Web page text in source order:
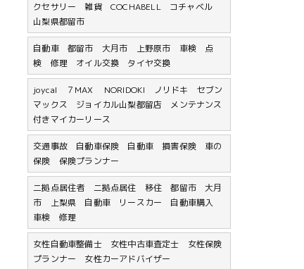
クセサリー 雑貨 COCHABELL コチャベル
山梨県都留市
自動車 都留市 大月市 上野原市 車検 点
検 修理 オイル交換 タイヤ交換
joycal ７MAX NORIDOKI ノリドキ セブン
マックス ジョイカル山梨都留店 メンテナンス
付きマイカーリース
交通事故 自動車保険 自動車 損害保険 車の
保険 保険プランナー
二拠点居住者 二拠点居住 移住 都留市 大月
市 上梨県 自動車 リースカー 自動車購入
車検 修理
女性自動車整備士 女性中古車査定士 女性保険
プランナー 女性カーアドバイザー